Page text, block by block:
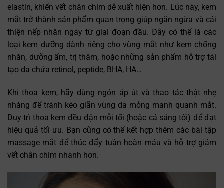
elastin, khiến vết chân chim dễ xuất hiện hơn. Lúc này, kem
mắt trở thành sản phẩm quan trọng giúp ngăn ngừa và cải
thiện nếp nhăn ngay từ giai đoạn đầu. Đây có thể là các
loại kem dưỡng dành riêng cho vùng mắt như kem chống
nhăn, dưỡng ẩm, trị thâm, hoặc những sản phẩm hỗ trợ tái
tạo da chứa retinol, peptide, BHA, HA…
Khi thoa kem, hãy dùng ngón áp út và thao tác thật nhẹ
nhàng để tránh kéo giãn vùng da mỏng manh quanh mắt.
Duy trì thoa kem đều đặn mỗi tối (hoặc cả sáng tối) để đạt
hiệu quả tối ưu. Bạn cũng có thể kết hợp thêm các bài tập
massage mắt để thúc đẩy tuần hoàn máu và hỗ trợ giảm
vết chân chim nhanh hơn.